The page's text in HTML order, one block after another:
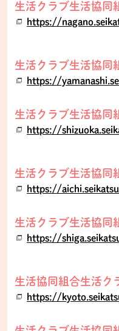
生活クラブ生活協同
https://
生活クラブ生活協同
https://
生活クラブ生活協同
https://
生活クラブ生活協同
https://
生活クラブ生活協同
https://
生活協同組合生活ク
https://